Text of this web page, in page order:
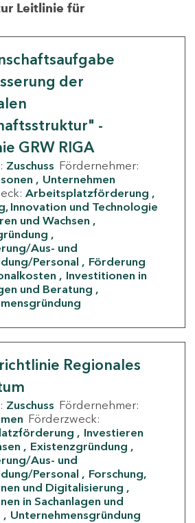
Leitlinie für
der
-
GRW RIGA
Zuschuss Fördernehmer:
Unternehmen
Arbeitsplatzförderung
Innovation und Technologie
und Wachsen
Aus- und
Personal
Förderung
Investitionen in
und Beratung
Regionales
Zuschuss Fördernehmer:
Förderzweck:
Investieren
Existenzgründung
Aus- und
Personal
Forschung,
und Digitalisierung
in Sachanlagen und
Unternehmensgründung